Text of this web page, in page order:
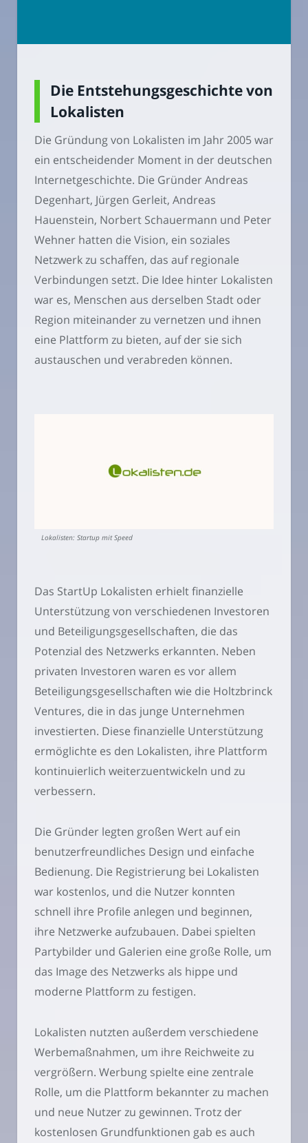
Die Entstehungsgeschichte von
Lokalisten
Die Gründung von Lokalisten im Jahr 2005 war
ein entscheidender Moment in der deutschen
Internetgeschichte. Die Gründer Andreas
Degenhart, Jürgen Gerleit, Andreas
Hauenstein, Norbert Schauermann und Peter
Wehner hatten die Vision, ein soziales
Netzwerk zu schaffen, das auf regionale
Verbindungen setzt. Die Idee hinter Lokalisten
war es, Menschen aus derselben Stadt oder
Region miteinander zu vernetzen und ihnen
eine Plattform zu bieten, auf der sie sich
austauschen und verabreden können.
Lokalisten: Startup mit Speed
Das StartUp Lokalisten erhielt finanzielle
Unterstützung von verschiedenen Investoren
und Beteiligungsgesellschaften, die das
Potenzial des Netzwerks erkannten. Neben
privaten Investoren waren es vor allem
Beteiligungsgesellschaften wie die Holtzbrinck
Ventures, die in das junge Unternehmen
investierten. Diese finanzielle Unterstützung
ermöglichte es den Lokalisten, ihre Plattform
kontinuierlich weiterzuentwickeln und zu
verbessern.
Die Gründer legten großen Wert auf ein
benutzerfreundliches Design und einfache
Bedienung. Die Registrierung bei Lokalisten
war kostenlos, und die Nutzer konnten
schnell ihre Profile anlegen und beginnen,
ihre Netzwerke aufzubauen. Dabei spielten
Partybilder und Galerien eine große Rolle, um
das Image des Netzwerks als hippe und
moderne Plattform zu festigen.
Lokalisten nutzten außerdem verschiedene
Werbemaßnahmen, um ihre Reichweite zu
vergrößern. Werbung spielte eine zentrale
Rolle, um die Plattform bekannter zu machen
und neue Nutzer zu gewinnen. Trotz der
kostenlosen Grundfunktionen gab es auch